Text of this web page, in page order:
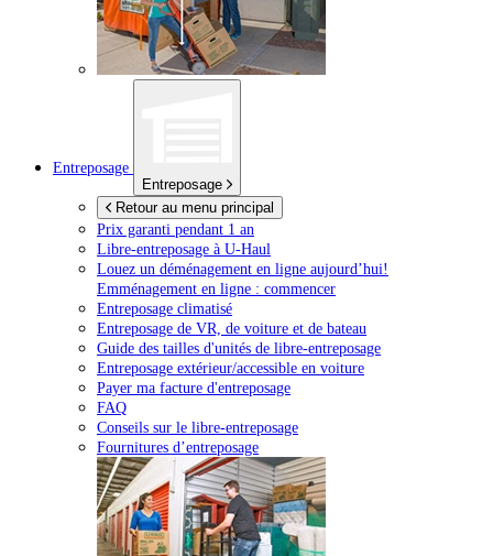
Entreposage
Entreposage
Retour au menu principal
Prix garanti pendant 1 an
Libre-entreposage à U-Haul
Louez un déménagement en ligne aujourd’hui!
Emménagement en ligne : commencer
Entreposage climatisé
Entreposage de VR, de voiture et de bateau
Guide des tailles d'unités de libre-entreposage
Entreposage extérieur/accessible en voiture
Payer ma facture d'entreposage
FAQ
Conseils sur le libre-entreposage
Fournitures d’entreposage